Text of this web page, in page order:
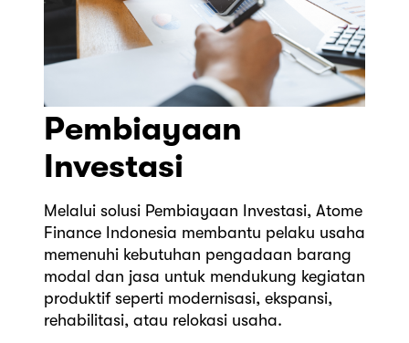
Pembiayaan
Investasi
Melalui solusi Pembiayaan Investasi, Atome
Finance Indonesia membantu pelaku usaha
memenuhi kebutuhan pengadaan barang
modal dan jasa untuk mendukung kegiatan
produktif seperti modernisasi, ekspansi,
rehabilitasi, atau relokasi usaha.